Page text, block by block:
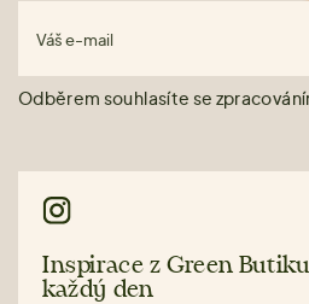
Váš e-mail
Odběrem souhlasíte se
Inspirace z Green Butiku
každý den